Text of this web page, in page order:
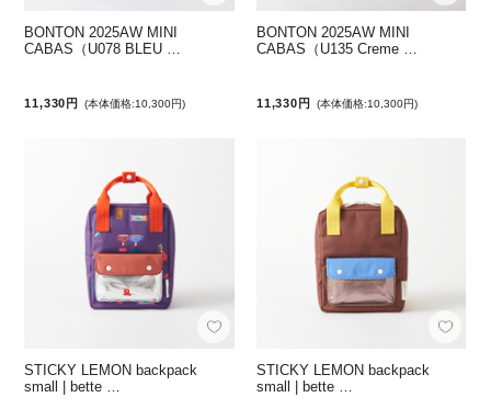
BONTON 2025AW MINI
CABAS（U078 BLEU …
11,330円 (本体価格:10,300円)
BONTON 2025AW MINI
CABAS（U135 Creme …
11,330円 (本体価格:10,300円)
STICKY LEMON backpack
small | bette …
STICKY LEMON backpack
small | bette …